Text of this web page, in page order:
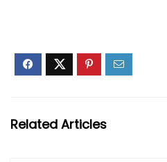
Related Articles